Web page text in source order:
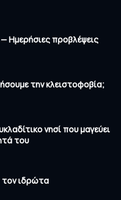
Ημερήσιες προβλέψεις
την κλειστοφοβία;
νησί που μαγεύει
του
τον ιδρώτα